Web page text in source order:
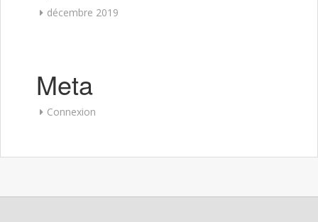
décembre 2019
Meta
Connexion